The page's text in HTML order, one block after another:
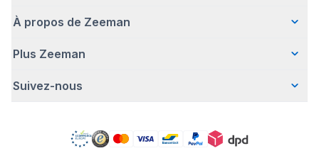
Questions fréquentes
Livraison
Retour d'articles
Magasins Zeeman
À propos de Zeeman
Qui sommes-nous ?
Une entreprise responsable
Rapport annuel RSE
Plus Zeeman
Avertissement de sécurité
Nos campagnes
Suivez-nous